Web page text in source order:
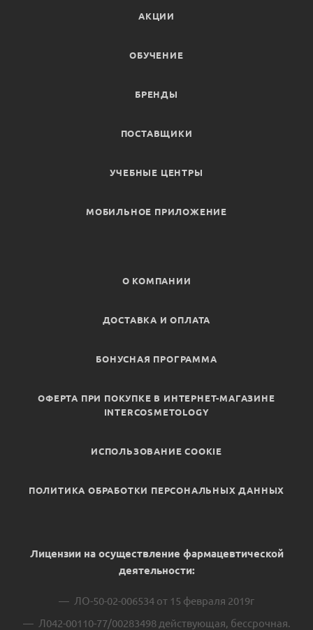
АКЦИИ
ОБУЧЕНИЕ
БРЕНДЫ
ПОСТАВЩИКИ
УЧЕБНЫЕ ЦЕНТРЫ
МОБИЛЬНОЕ ПРИЛОЖЕНИЕ
О КОМПАНИИ
ДОСТАВКА И ОПЛАТА
БОНУСНАЯ ПРОГРАММА
ОФЕРТА ПРИ ПОКУПКЕ В ИНТЕРНЕТ-МАГАЗИНЕ
INTERCOSMETOLOGY
ИСПОЛЬЗОВАНИЕ COOKIE
ПОЛИТИКА ОБРАБОТКИ ПЕРСОНАЛЬНЫХ ДАННЫХ
Лицензии на осуществление фармацевтической
деятельности:
ЛО-50-02-006534 от 15 февраля 2019г
Л042-00110-77/00283498 действующая, бессрочная.